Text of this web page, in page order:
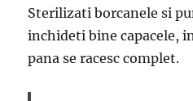
Sterilizati borcanele si
inchideti bine capacele,
pana se racesc complet.